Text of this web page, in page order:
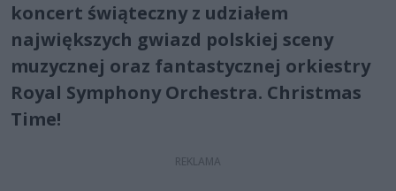
koncert świąteczny z udziałem
największych gwiazd polskiej sceny
muzycznej oraz fantastycznej orkiestry
Royal Symphony Orchestra. Christmas
Time!